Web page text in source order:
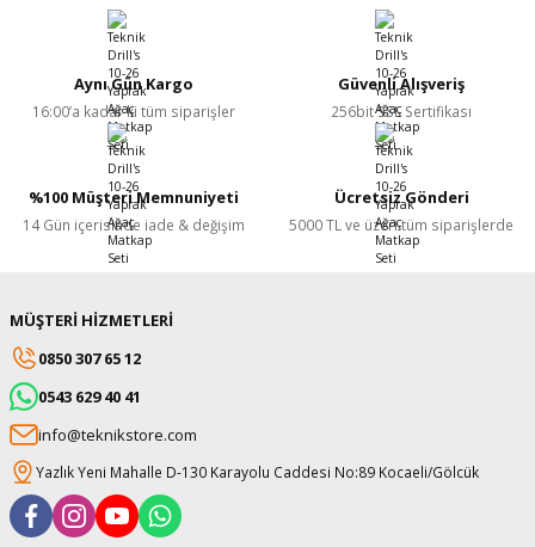
Aynı Gün Kargo
16:00’a kadar ki tüm siparişler
Güvenli Alışveriş
256bit SSL Sertifikası
%100 Müşteri Memnuniyeti
14 Gün içerisinde iade & değişim
Ücretsiz Gönderi
5000 TL ve üzeri tüm siparişlerde
MÜŞTERİ HİZMETLERİ
0850 307 65 12
0543 629 40 41
info@teknikstore.com
Yazlık Yeni Mahalle D-130 Karayolu Caddesi No:89 Kocaeli/Gölcük